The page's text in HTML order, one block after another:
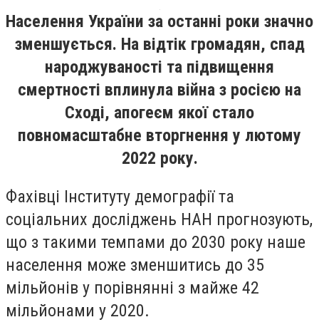
Населення України за останні роки значно
зменшується. На відтік громадян, спад
народжуваності та підвищення
смертності вплинула війна з росією на
Сході, апогеєм якої стало
повномасштабне вторгнення у лютому
2022 року.
Фахівці Інституту демографії та
соціальних досліджень НАН прогнозують,
що з такими темпами до 2030 року наше
населення може зменшитись до 35
мільйонів у порівнянні з майже 42
мільйонами у 2020.